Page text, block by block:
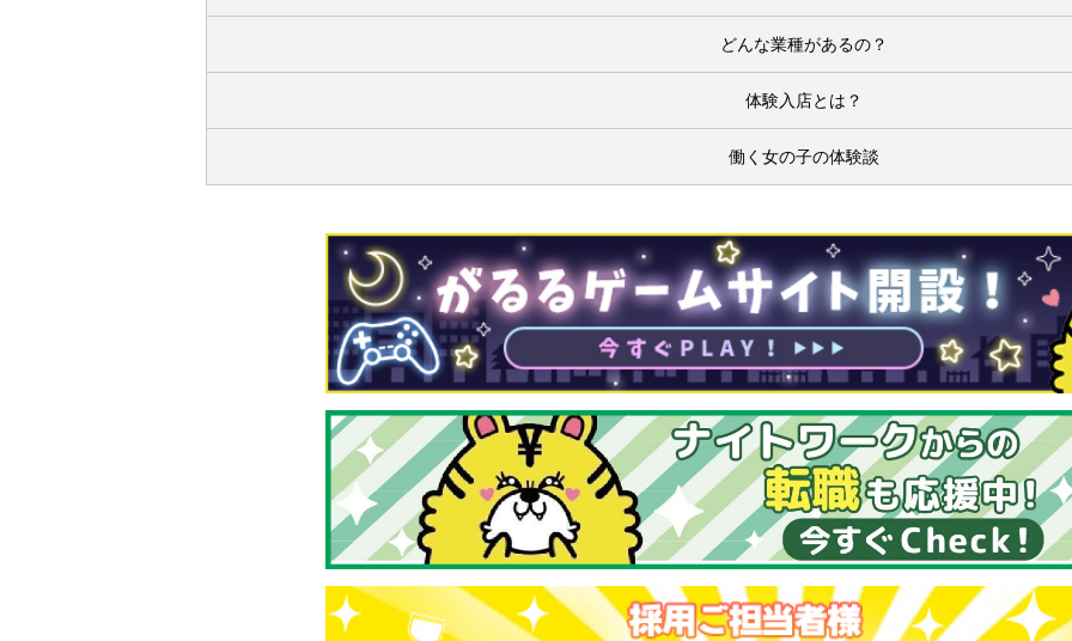
どんな業種があるの？
体験入店とは？
働く女の子の体験談